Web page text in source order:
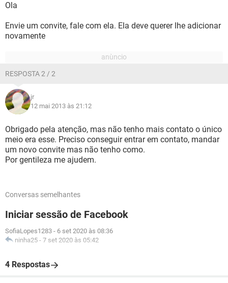
Ola
Envie um convite, fale com ela. Ela deve querer lhe adicionar
novamente
RESPOSTA 2 / 2
jr
12 mai 2013 às 21:12
Obrigado pela atenção, mas não tenho mais contato o único
meio era esse. Preciso conseguir entrar em contato, mandar
um novo convite mas não tenho como.
Por gentileza me ajudem.
Conversas semelhantes
Iniciar sessão de Facebook
SofiaLopes1283 - 6 set 2020 às 08:36
ninha25 - 7 set 2020 às 05:42
4 Respostas